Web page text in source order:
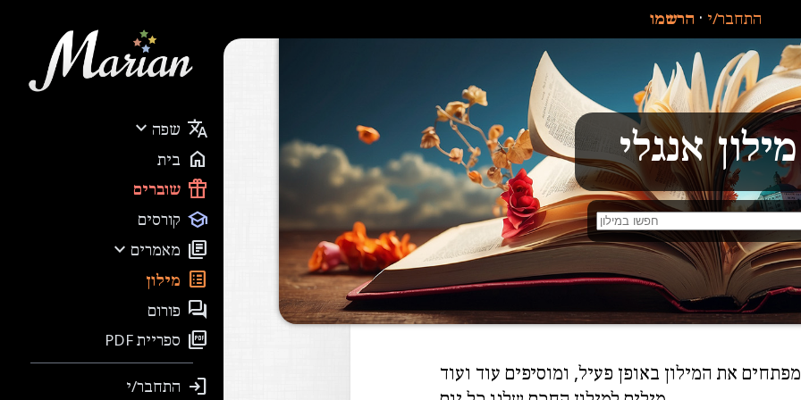
התחבר/י · הרשמו
 שפה 
 בית
 שוברים
 קורסים
 מאמרים 
 מילון
 פורום
 ספריית PDF
 התחבר/י
מילון אנגלי
את המילון באופן פעיל, ומוסיפים עוד ועוד